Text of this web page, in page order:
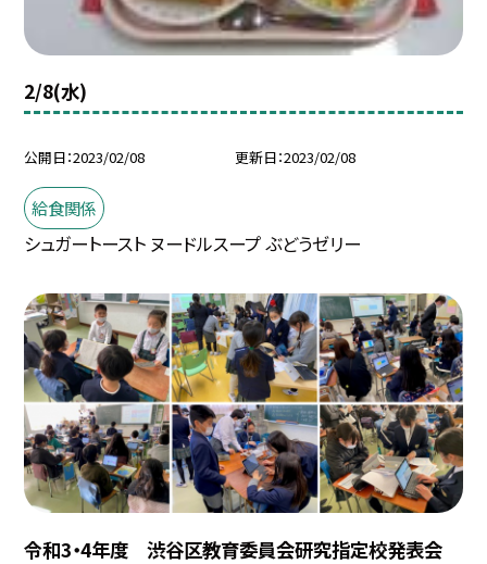
2/8(水)
公開日 2023/02/08 更新日 2023/02/08
給食関係
シュガートースト ヌードルスープ ぶどうゼリー
令和3・4年度 渋谷区教育委員会研究指定校発表会